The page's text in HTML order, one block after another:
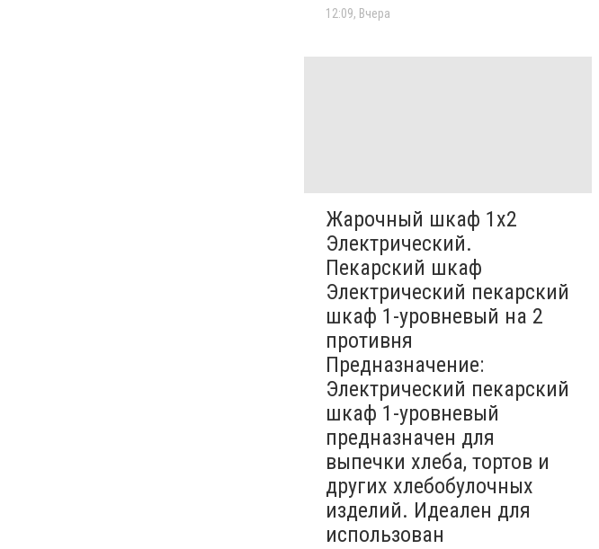
12:09, Вчера
Жарочный шкаф 1х2
Электрический.
Пекарский шкаф
Электрический пекарский
шкаф 1-уровневый на 2
противня
Предназначение:
Электрический пекарский
шкаф 1-уровневый
предназначен для
выпечки хлеба, тортов и
других хлебобулочных
изделий. Идеален для
использован